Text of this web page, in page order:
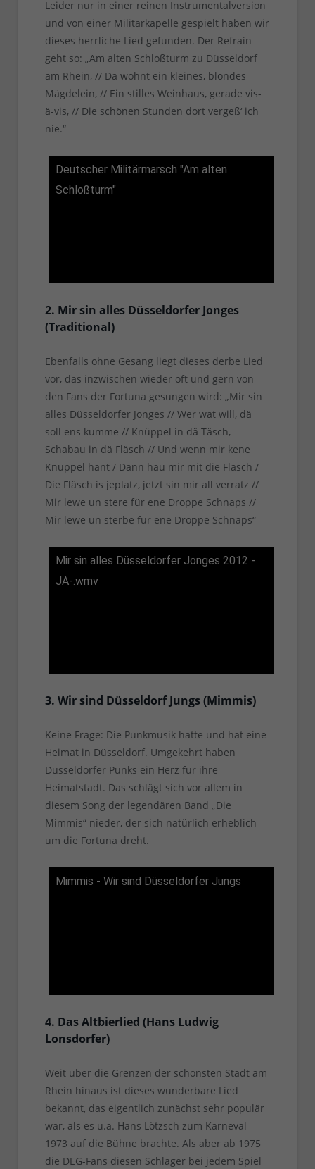
Leider nur in einer reinen Instrumentalversion
und von einer Militärkapelle gespielt haben wir
dieses herrliche Lied gefunden. Der Refrain
geht so: „Am alten Schloßturm zu Düsseldorf
am Rhein, // Da wohnt ein kleines, blondes
Mägdelein, // Ein stilles Weinhaus, gerade vis-
ä-vis, // Die schönen Stunden dort vergeß‘ ich
nie.“
Deutscher Militärmarsch "Am alten
Schloßturm"
2. Mir sin alles Düsseldorfer Jonges
(Traditional)
Ebenfalls ohne Gesang liegt dieses derbe Lied
vor, das inzwischen wieder oft und gern von
den Fans der Fortuna gesungen wird: „Mir sin
alles Düsseldorfer Jonges // Wer wat will, dä
soll ens kumme // Knüppel in dä Täsch,
Schabau in dä Fläsch // Und wenn mir kene
Knüppel hant / Dann hau mir mit die Fläsch /
Die Fläsch is jeplatz, jetzt sin mir all verratz //
Mir lewe un stere für ene Droppe Schnaps //
Mir lewe un sterbe für ene Droppe Schnaps“
Mir sin alles Düsseldorfer Jonges 2012 -
JA-.wmv
3. Wir sind Düsseldorf Jungs (Mimmis)
Keine Frage: Die Punkmusik hatte und hat eine
Heimat in Düsseldorf. Umgekehrt haben
Düsseldorfer Punks ein Herz für ihre
Heimatstadt. Das schlägt sich vor allem in
diesem Song der legendären Band „Die
Mimmis“ nieder, der sich natürlich erheblich
um die Fortuna dreht.
Mimmis - Wir sind Düsseldorfer Jungs
4. Das Altbierlied (Hans Ludwig
Lonsdorfer)
Weit über die Grenzen der schönsten Stadt am
Rhein hinaus ist dieses wunderbare Lied
bekannt, das eigentlich zunächst sehr populär
war, als es u.a. Hans Lötzsch zum Karneval
1973 auf die Bühne brachte. Als aber ab 1975
die DEG-Fans diesen Schlager bei jedem Spiel